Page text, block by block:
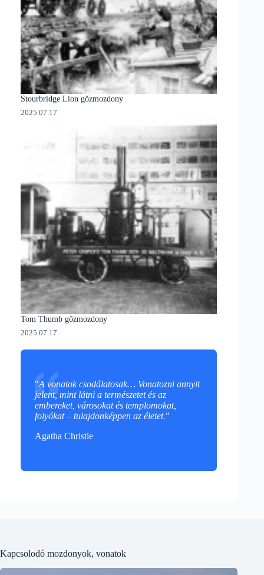
Stourbridge Lion gőzmozdony
2025.07.17.
Tom Thumb gőzmozdony
2025.07.17.
"A vonatok csodálatosak… Vonatozni annyit
jelent, mint látni a természetet és az
embereket, városokat és templomokat,
folyókat – tulajdonképpen az életet."
Agatha Christie
Kapcsolodó mozdonyok, vonatok